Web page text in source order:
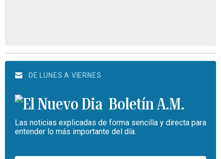
DE LUNES A VIERNES
Boletín A.M.
Las noticias explicadas de forma sencilla y directa para
entender lo más importante del día.